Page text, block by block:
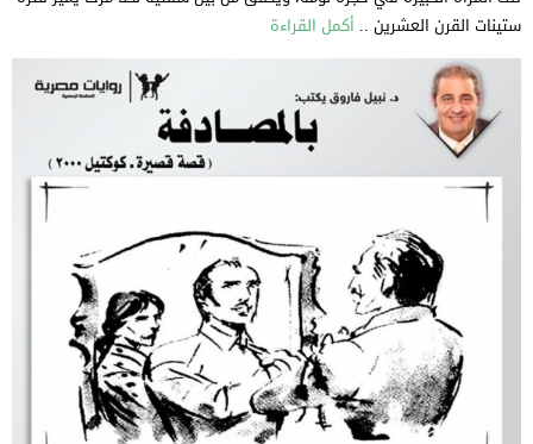
ستينات القرن العشرين .. أكمل القراءة